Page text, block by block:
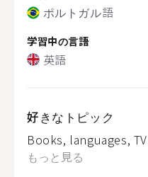
ポルトガル語
学習中の言語
英語
好きなトピック
Books, languages,
もっと見る